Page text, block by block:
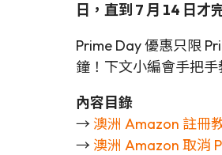
日，直到 7 月 14 日才
Prime Day 優惠只限
鐘！下文小編會手把
內容目錄
→ 澳洲 Amazon 註冊
→ 澳洲 Amazon 取消